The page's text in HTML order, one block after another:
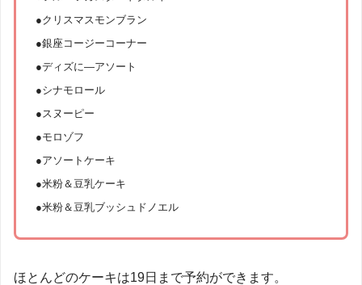
●クリスマスモンブラン
●銀座コージーコーナー
●ディズに―アソート
●シナモロール
●スヌーピー
●モロゾフ
●アソートケーキ
●米粉＆豆乳ケーキ
●米粉＆豆乳ブッシュドノエル
ほとんどのケーキは19日まで予約ができます。